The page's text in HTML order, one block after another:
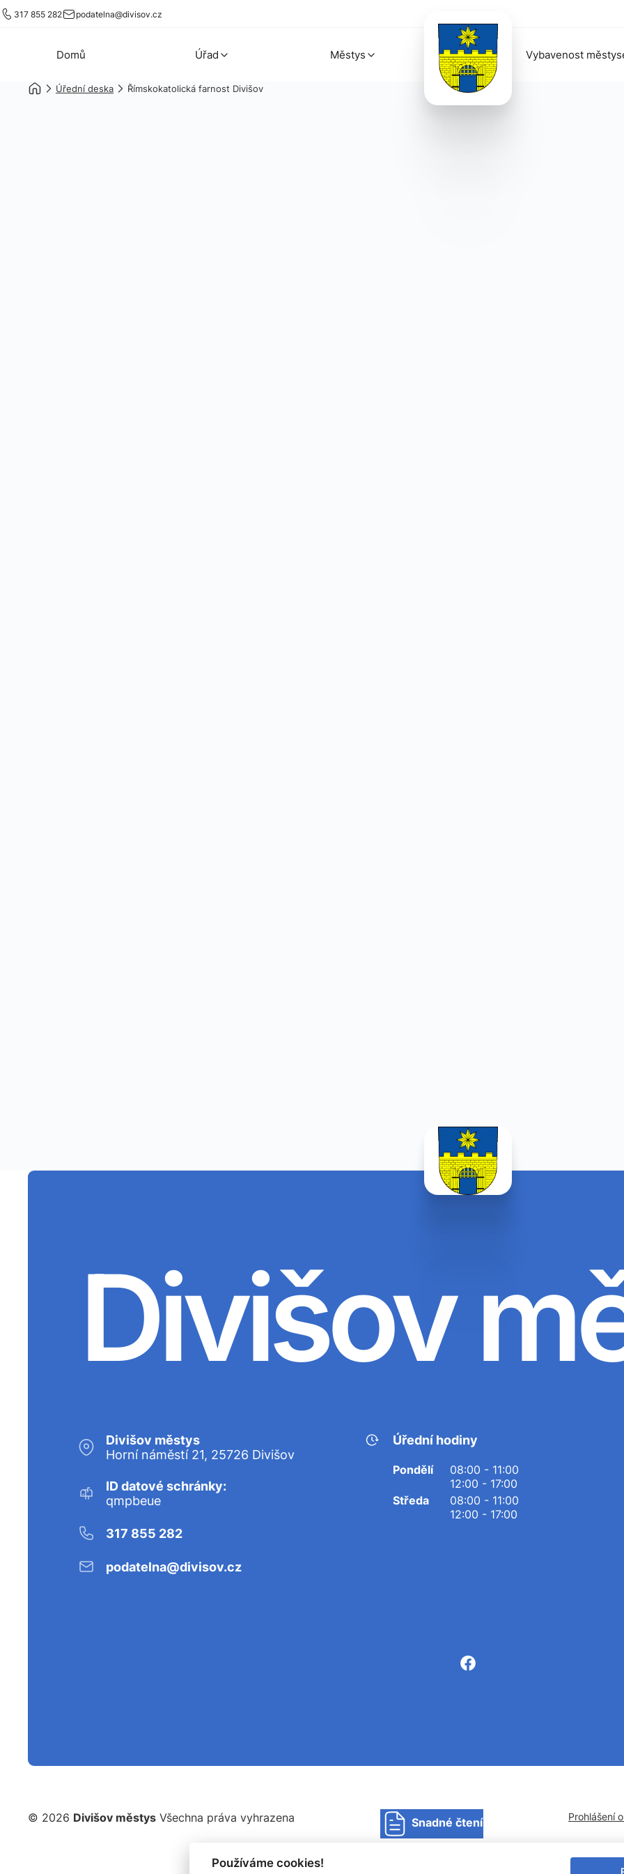
317 855 282 podatelna@divisov.cz
Domů Úřad Městys Vybavenost
Úřední deska Římskokatolická farnost Divišov
Divišov
Divišov městys
Horní náměstí 21, 25726 Divišov
ID datové schránky:
qmpbeue
317 855 282
podatelna@divisov.cz
Úřední hodiny
Pondělí
08:00 - 11:00
12:00 - 17:00
Středa
08:00 - 11:00
12:00 - 17:00
© 2026 Divišov městys Všechna práva vyhrazena Snadné čtení Prohlášení
Používáme cookies!